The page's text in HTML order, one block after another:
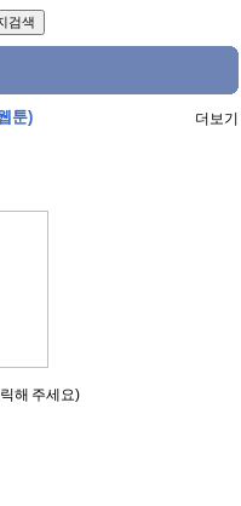
툰) 더보기
해 주세요)